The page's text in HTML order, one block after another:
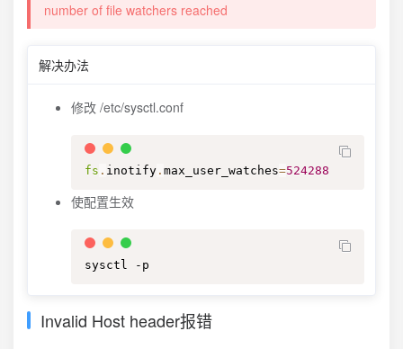
number of file watchers reached
解决办法
修改 /etc/sysctl.conf
fs . inotify . max_user_watches=524288
使配置生效
sysctl -p
Invalid Host header报错